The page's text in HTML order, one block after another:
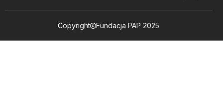
Copyright Fundacja PAP 2025